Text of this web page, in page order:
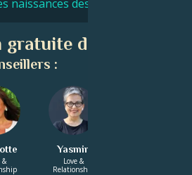
naissances des célébrités
d'astrologie
:
&
Yasmin
Love &
Relationship